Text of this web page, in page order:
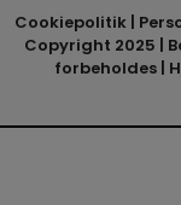
Cookiepolitik |
Copyright 2025 |
forbeholdes |